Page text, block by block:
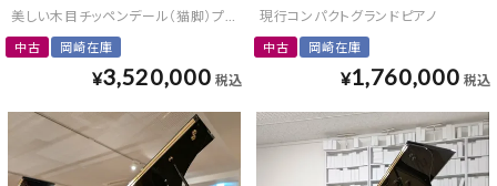
美しい木目チッペンデール（猫脚）プレミアム仕様
中古 岡崎在庫
¥3,520,000 税込
現行コンパクトグランドピアノ
中古 岡崎在庫
¥1,760,000 税込